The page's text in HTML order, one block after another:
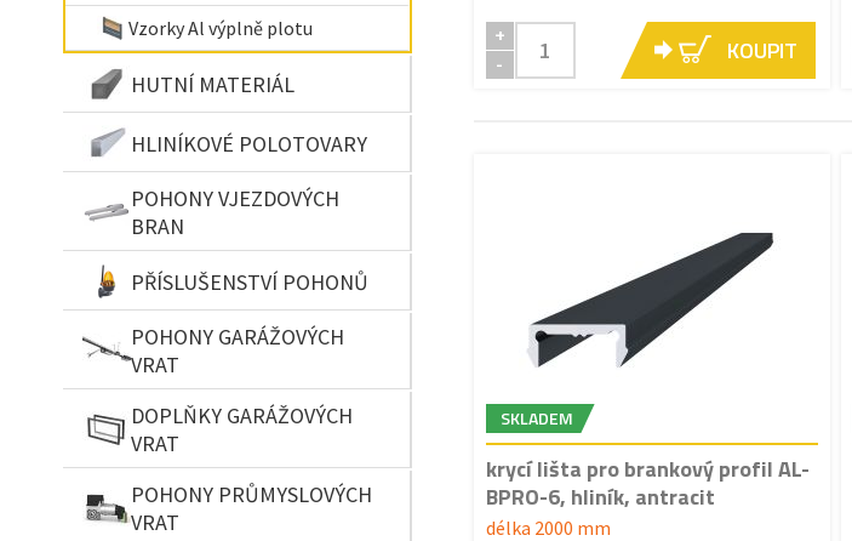
Vzorky Al výplně plotu
HUTNÍ MATERIÁL
HLINÍKOVÉ POLOTOVARY
POHONY VJEZDOVÝCH
BRAN
PŘÍSLUŠENSTVÍ POHONŮ
POHONY GARÁŽOVÝCH
VRAT
DOPLŇKY GARÁŽOVÝCH
VRAT
POHONY PRŮMYSLOVÝCH
VRAT
+
-
KOUPIT
SKLADEM
krycí lišta pro brankový profil AL-
BPRO-6, hliník, antracit
délka 2000 mm